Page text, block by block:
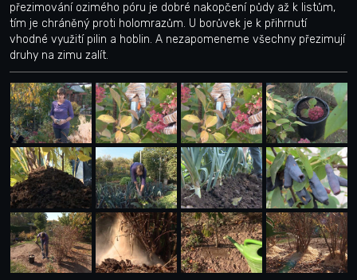
přezimování ozimého póru je dobré nakopčení půdy až k listům,
tím je chráněný proti holomrazům. U borůvek je k přihrnutí
vhodné využití pilin a hoblin. A nezapomeneme všechny přezimují
druhy na zimu zalít.